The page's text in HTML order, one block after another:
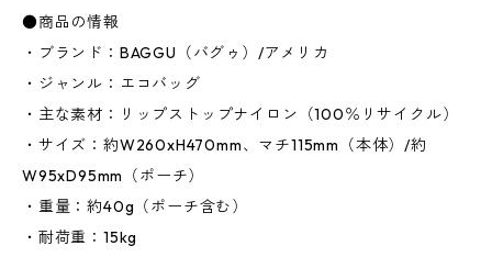
●商品の情報
・ブランド：BAGGU（バグゥ）/アメリカ
・ジャンル：エコバッグ
・主な素材：リップストップナイロン（100％リサイクル）
・サイズ：約W260xH470mm、マチ115mm（本体）/約
W95xD95mm（ポーチ）
・重量：約40g（ポーチ含む）
・耐荷重：15kg